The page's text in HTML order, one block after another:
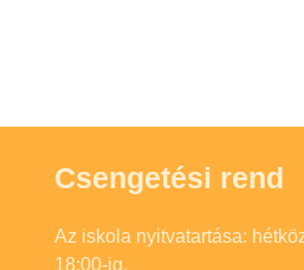
Csengetési rend
Az iskola nyitvatartása:
18:00-ig.